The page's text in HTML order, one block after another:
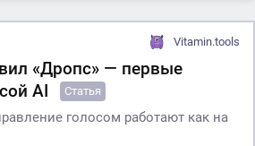
Vitamin.tools
«Дропс» — первые
AI
Статья
голосом работают как на